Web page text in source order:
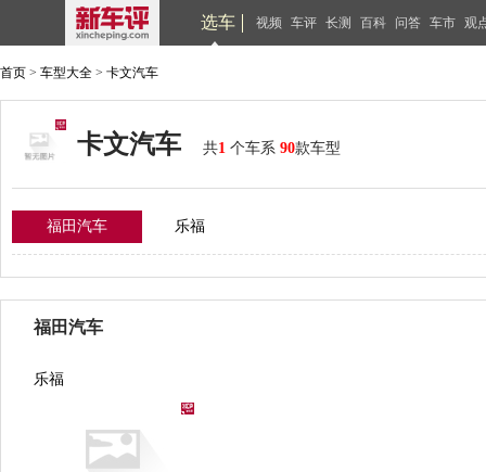
选车 视频 车评 长测 百科 问答 车市 观
首页 > 车型大全 > 卡文汽车
卡文汽车 共1 个车系 90款车型
福田汽车 乐福
福田汽车
乐福